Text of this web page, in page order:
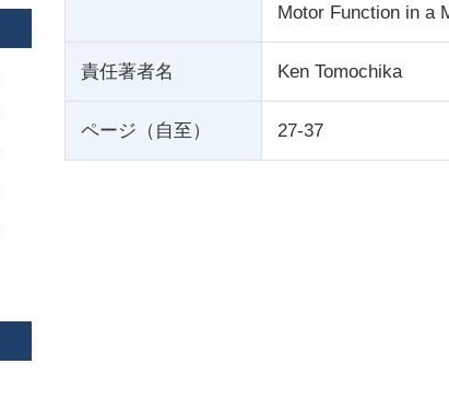
Motor Function in a
責任著者名 Ken Tomochika
ページ（自至） 27-37